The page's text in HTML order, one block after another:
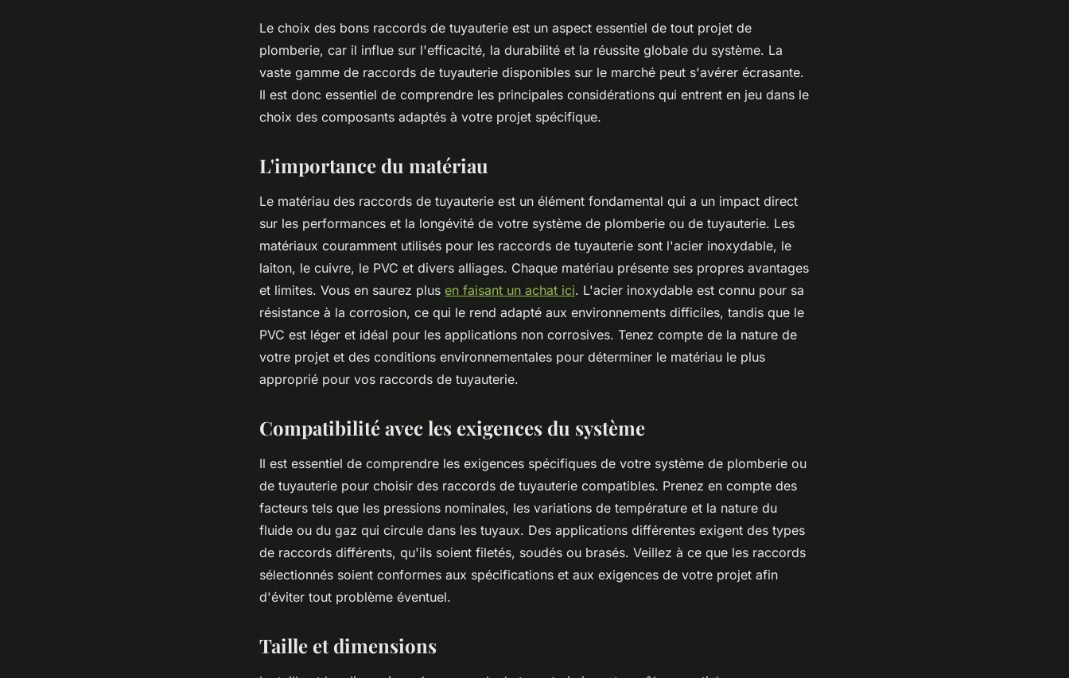
Le choix des bons raccords de tuyauterie est un aspect essentiel de tout projet de
plomberie, car il influe sur l'efficacité, la durabilité et la réussite globale du système. La
vaste gamme de raccords de tuyauterie disponibles sur le marché peut s'avérer écrasante.
Il est donc essentiel de comprendre les principales considérations qui entrent en jeu dans le
choix des composants adaptés à votre projet spécifique.
L'importance du matériau
Le matériau des raccords de tuyauterie est un élément fondamental qui a un impact direct
sur les performances et la longévité de votre système de plomberie ou de tuyauterie. Les
matériaux couramment utilisés pour les raccords de tuyauterie sont l'acier inoxydable, le
laiton, le cuivre, le PVC et divers alliages. Chaque matériau présente ses propres avantages
et limites. Vous en saurez plus en faisant un achat ici. L'acier inoxydable est connu pour sa
résistance à la corrosion, ce qui le rend adapté aux environnements difficiles, tandis que le
PVC est léger et idéal pour les applications non corrosives. Tenez compte de la nature de
votre projet et des conditions environnementales pour déterminer le matériau le plus
approprié pour vos raccords de tuyauterie.
Compatibilité avec les exigences du système
Il est essentiel de comprendre les exigences spécifiques de votre système de plomberie ou
de tuyauterie pour choisir des raccords de tuyauterie compatibles. Prenez en compte des
facteurs tels que les pressions nominales, les variations de température et la nature du
fluide ou du gaz qui circule dans les tuyaux. Des applications différentes exigent des types
de raccords différents, qu'ils soient filetés, soudés ou brasés. Veillez à ce que les raccords
sélectionnés soient conformes aux spécifications et aux exigences de votre projet afin
d'éviter tout problème éventuel.
Taille et dimensions